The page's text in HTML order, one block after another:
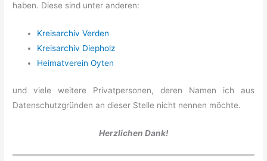
haben. Diese sind unter anderen:
Kreisarchiv Verden
Kreisarchiv Diepholz
Heimatverein Oyten
und viele weitere Privatpersonen, deren Namen ich aus
Datenschutzgründen an dieser Stelle nicht nennen möchte.
Herzlichen Dank!